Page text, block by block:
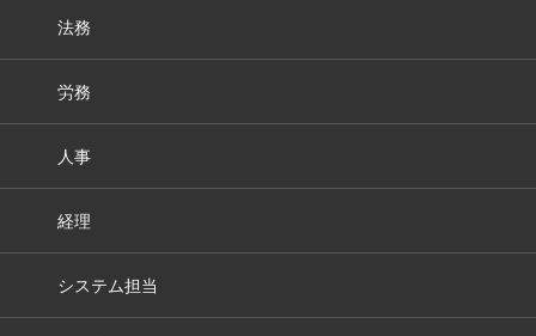
法務
労務
人事
経理
システム担当